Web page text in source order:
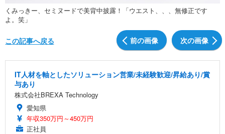
くみっきー、セミヌードで美背中披露！「ウエスト、、、無修正です
よ。笑」
前の画像 次の画像
この記事へ戻る
IT人材を軸としたソリューション営業/未経験歓迎/昇給あり/賞
与あり
株式会社BREXA Technology
愛知県
年収350万円～450万円
正社員